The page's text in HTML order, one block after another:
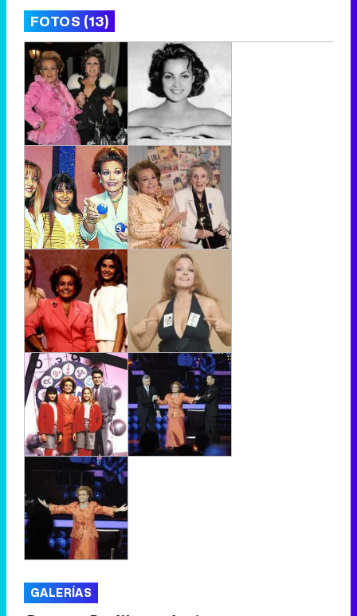
FOTOS (13)
GALERÍAS